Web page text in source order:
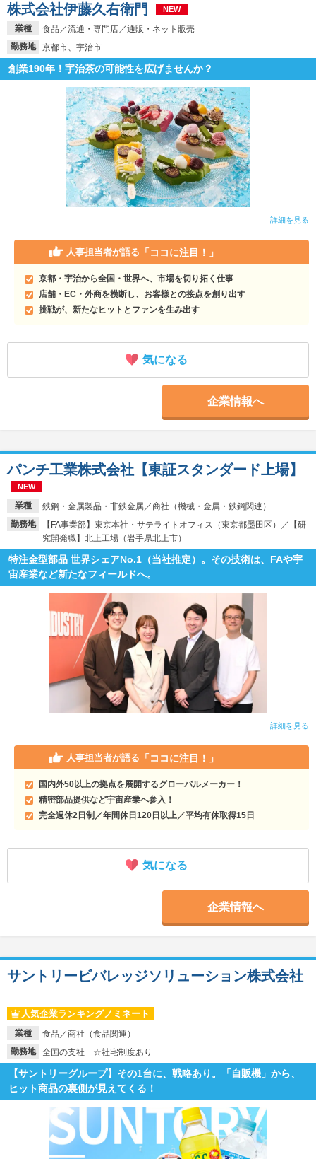
業種
食品／流通・専門店／通販・ネット販売
勤務地
京都市、宇治市
株式会社伊藤久右衛門 NEW
創業190年！宇治茶の可能性を広げませんか？
詳細を見る
人事担当者が語る 「ココに注目！」
京都・宇治から全国・世界へ、市場を切り拓く仕事
店舗・EC・外商を横断し、お客様との接点を創り出す
挑戦が、新たなヒットとファンを生み出す
気になる
企業情報へ
業種
鉄鋼・金属製品・非鉄金属／商社（機械・金属・鉄鋼関連）
勤務地
【FA事業部】東京本社・サテライトオフィス（東京都墨田区）／【研
究開発職】北上工場（岩手県北上市）
パンチ工業株式会社【東証スタンダード上場】
NEW
特注金型部品 世界シェアNo.1（当社推定）。その技術は、FAや宇
宙産業など新たなフィールドへ。
詳細を見る
人事担当者が語る 「ココに注目！」
国内外50以上の拠点を展開するグローバルメーカー！
精密部品提供など宇宙産業へ参入！
完全週休2日制／年間休日120日以上／平均有休取得15日
気になる
企業情報へ
業種
食品／商社（食品関連）
勤務地
全国の支社 ☆社宅制度あり
サントリービバレッジソリューション株式会社
人気企業ランキングノミネート
【サントリーグループ】その1台に、戦略あり。「自販機」から、
ヒット商品の裏側が見えてくる！